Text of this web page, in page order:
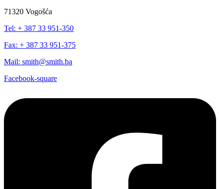
71320 Vogošća
Tel: + 387 33 951-350
Fax: + 387 33 951-375
Mail: smith@smith.ba
Facebook-square